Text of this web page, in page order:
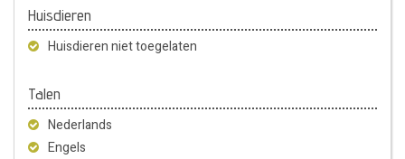
Huisdieren
Huisdieren niet toegelaten
Talen
Nederlands
Engels